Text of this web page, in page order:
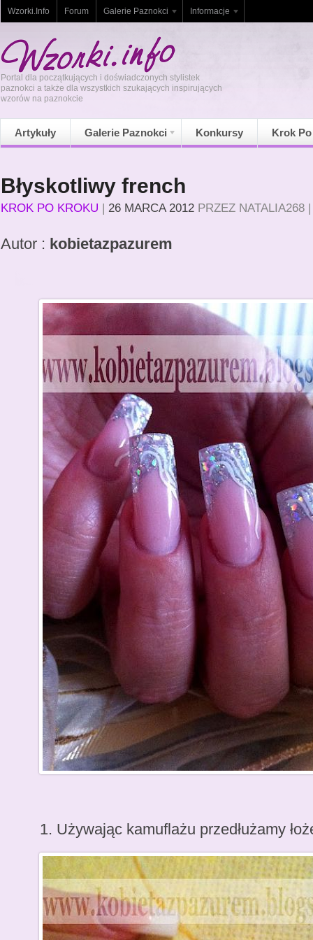
Wzorki.Info Forum Galerie Paznokci Informacje
Portal dla początkujących i doświadczonych stylistek
paznokci a także dla wszystkich szukających inspirujących
wzorów na paznokcie
Artykuły Galerie Paznokci Konkursy Krok
Błyskotliwy french
KROK PO KROKU | 26 MARCA 2012 PRZEZ NATALIA268
Autor : kobietazpazurem
1. Używając kamuflażu przedłużamy